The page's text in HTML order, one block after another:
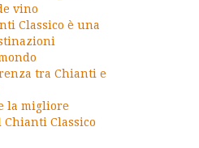
vino
Classico è una
tra Chianti e
la migliore
Classico